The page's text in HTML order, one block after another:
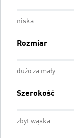
niska
Rozmiar
dużo za mały
Szerokość
zbyt wąska